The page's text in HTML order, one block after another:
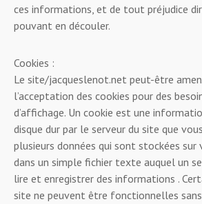
ces informations, et de tout préjudice
pouvant en découler.
Cookies :
Le site/jacqueslenot.net peut-être
l’acceptation des cookies pour des
d’affichage. Un cookie est une
disque dur par le serveur du site que
plusieurs données qui sont stockées
dans un simple fichier texte auquel un
lire et enregistrer des informations .
site ne peuvent être fonctionnelles